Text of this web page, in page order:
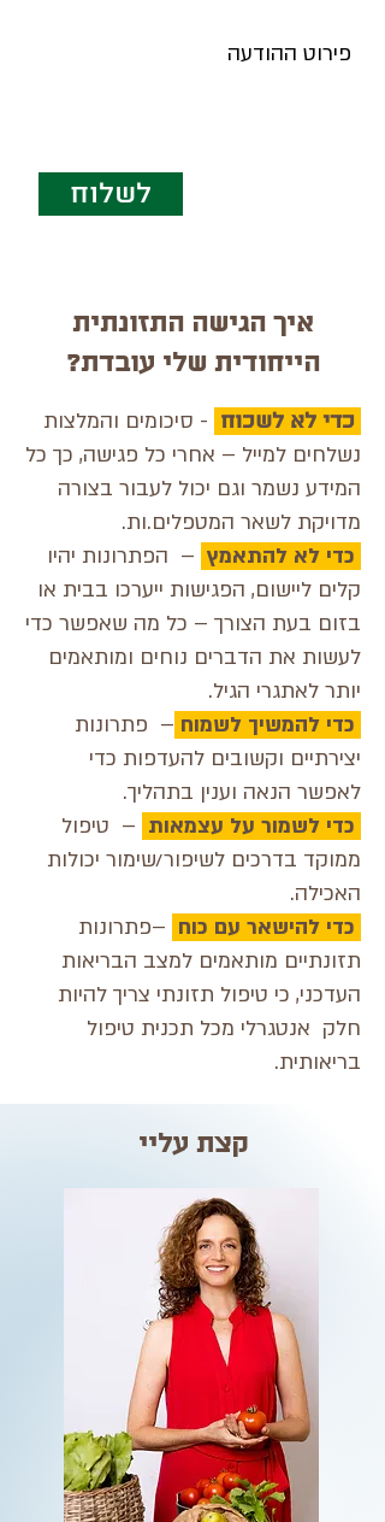
פירוט ההודעה
לשלוח
איך הגישה התזונתית
הייחודית שלי עובדת?
כדי לא לשכוח - סיכומים והמלצות
נשלחים למייל – אחרי כל פגישה, כך כל
המידע נשמר וגם יכול לעבור בצורה
מדויקת לשאר המטפלים.ות.
כדי לא להתאמץ – הפתרונות יהיו
קלים ליישום, הפגישות ייערכו בבית או
בזום בעת הצורך – כל מה שאפשר כדי
לעשות את הדברים נוחים ומותאמים
יותר לאתגרי הגיל.
כדי להמשיך לשמוח – פתרונות
יצירתיים וקשובים להעדפות כדי
לאפשר הנאה וענין בתהליך.
כדי לשמור על עצמאות – טיפול
ממוקד בדרכים לשיפור/שימור יכולות
האכילה.
כדי להישאר עם כוח –פתרונות
תזונתיים מותאמים למצב הבריאות
העדכני, כי טיפול תזונתי צריך להיות
חלק אנטגרלי מכל תכנית טיפול
בריאותית.
קצת עליי